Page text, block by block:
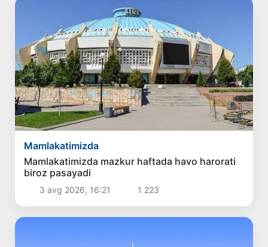
Mamlakatimizda
Mamlakatimizda mazkur haftada havo harorati
biroz pasayadi
3 avg 2026, 16:21 1 223